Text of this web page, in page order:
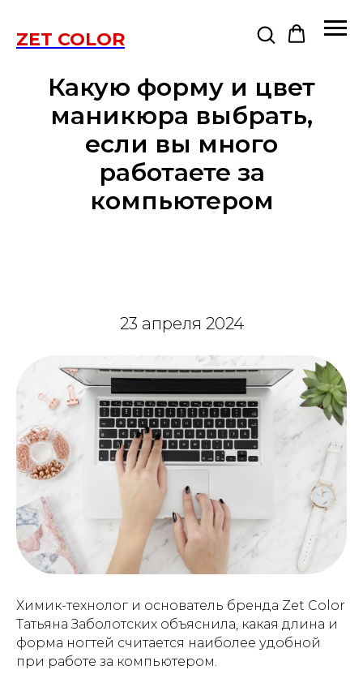
ZET COLOR
Какую форму и цвет
маникюра выбрать,
если вы много
работаете за
компьютером
23 апреля 2024
Химик-технолог и основатель бренда Zet Color
Татьяна Заболотских объяснила, какая длина и
форма ногтей считается наиболее удобной
при работе за компьютером.